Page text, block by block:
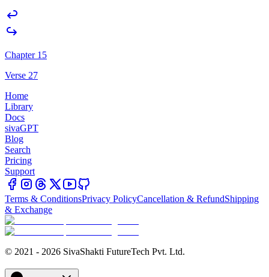
Chapter 15
Verse 27
Home
Library
Docs
sivaGPT
Blog
Search
Pricing
Support
Terms & ConditionsPrivacy PolicyCancellation & RefundShipping
& Exchange
© 2021 - 2026 SivaShakti FutureTech Pvt. Ltd.